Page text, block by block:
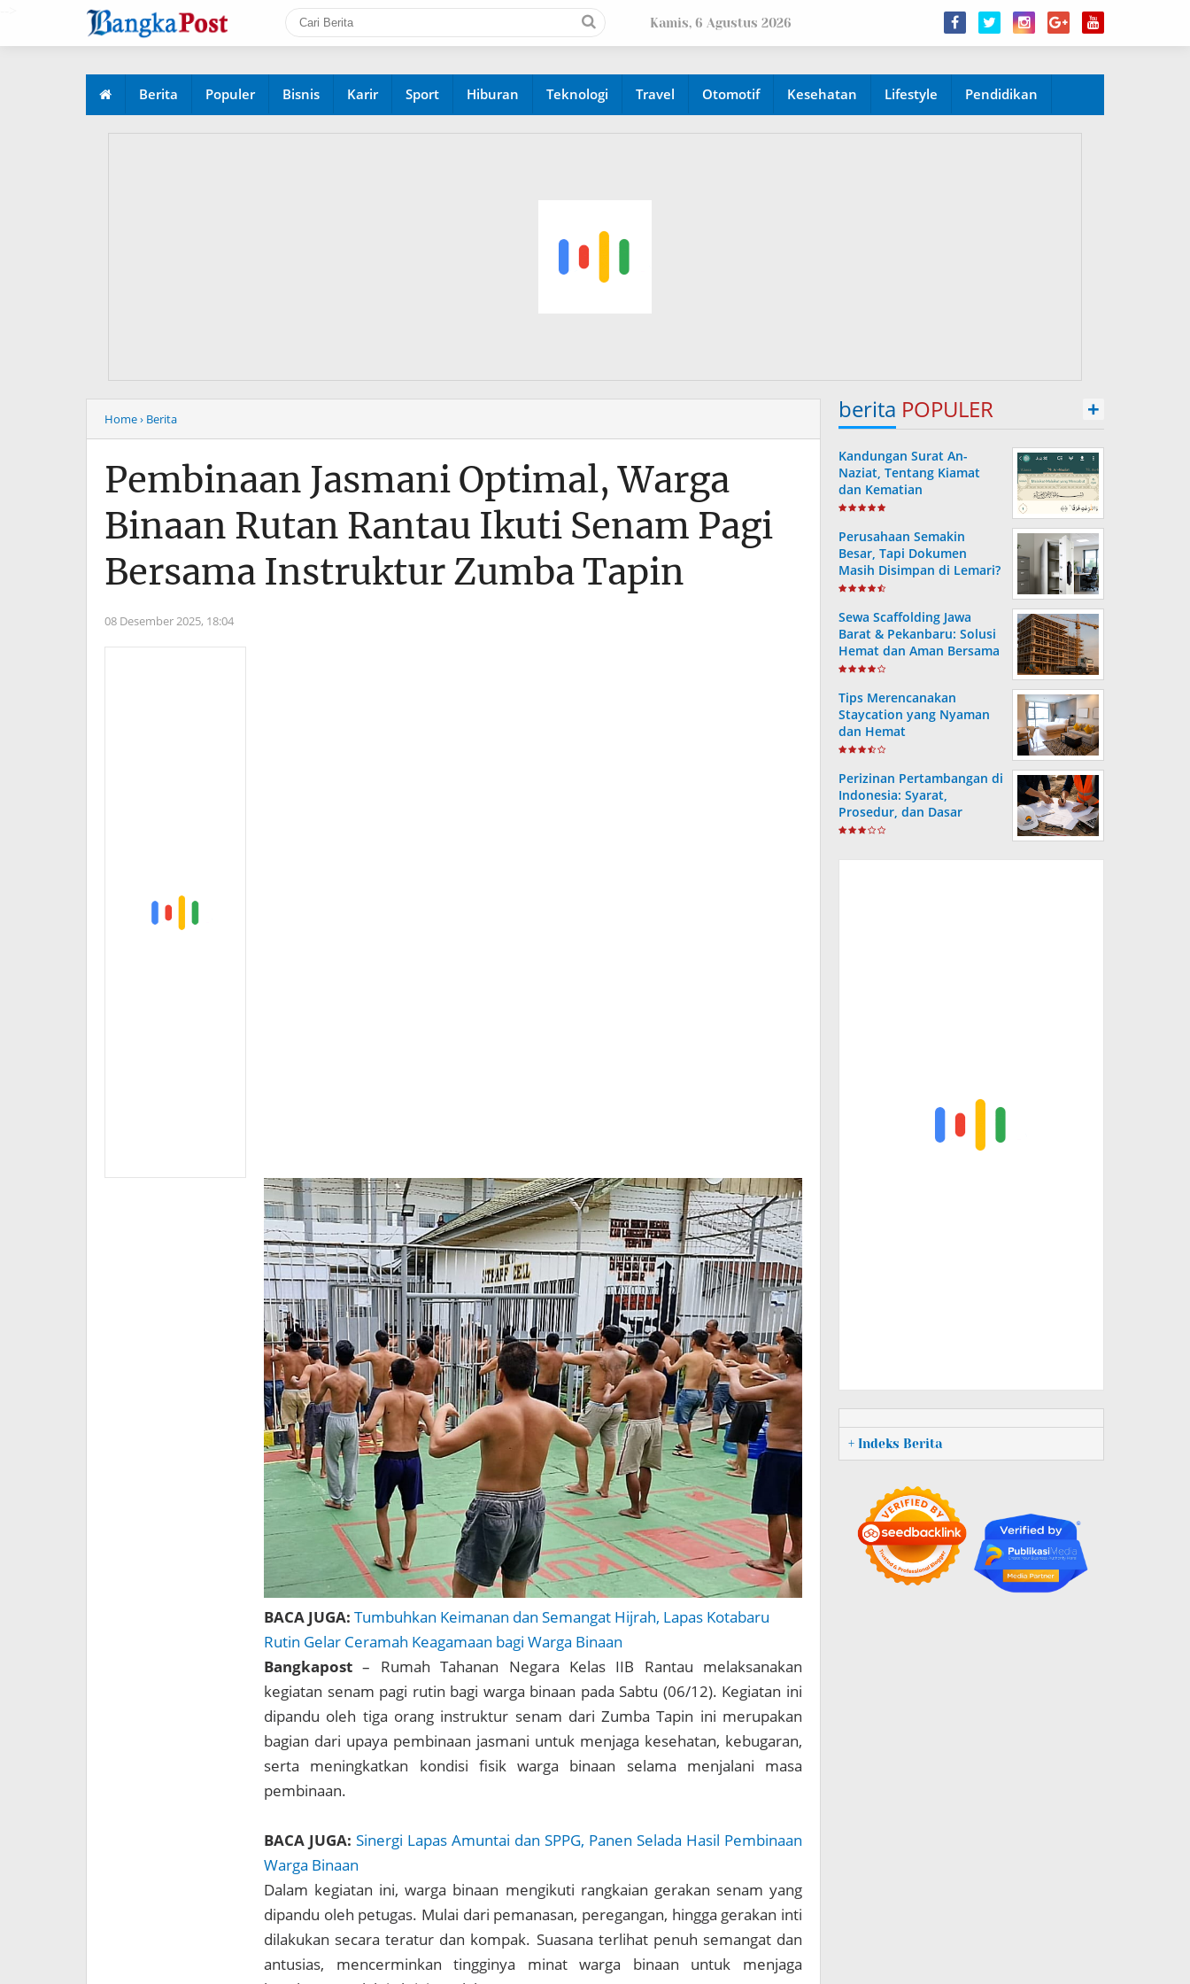
Kamis, 6 Agustus 2026
Berita Populer Bisnis Karir Sport Hiburan Teknologi Travel Otomotif Kesehatan Lifestyle Pendidikan
Home› Berita
Pembinaan Jasmani Optimal, Warga
Binaan Rutan Rantau Ikuti Senam Pagi
Bersama Instruktur Zumba Tapin
08 Desember 2025, 18:04
BACA JUGA: Tumbuhkan Keimanan dan Semangat Hijrah, Lapas Kotabaru
Rutin Gelar Ceramah Keagamaan bagi Warga Binaan
Bangkapost– Rumah Tahanan Negara Kelas IIB Rantau melaksanakan
kegiatan senam pagi rutin bagi warga binaan pada Sabtu (06/12). Kegiatan ini
dipandu oleh tiga orang instruktur senam dari Zumba Tapin ini merupakan
bagian dari upaya pembinaan jasmani untuk menjaga kesehatan, kebugaran,
serta meningkatkan kondisi fisik warga binaan selama menjalani masa
pembinaan.
BACA JUGA: Sinergi Lapas Amuntai dan SPPG, Panen Selada Hasil Pembinaan
Warga Binaan
Dalam kegiatan ini, warga binaan mengikuti rangkaian gerakan senam yang
dipandu oleh petugas. Mulai dari pemanasan, peregangan, hingga gerakan inti
dilakukan secara teratur dan kompak. Suasana terlihat penuh semangat dan
antusias, mencerminkan tingginya minat warga binaan untuk menjaga
berita POPULER +
Kandungan Surat An-
Naziat, Tentang Kiamat
dan Kematian
Perusahaan Semakin
Besar, Tapi Dokumen
Masih Disimpan di Lemari?
Ini Risiko yang Sering
Sewa Scaffolding Jawa
Barat & Pekanbaru: Solusi
Hemat dan Aman Bersama
PT. Consafe
Tips Merencanakan
Staycation yang Nyaman
dan Hemat
Perizinan Pertambangan di
Indonesia: Syarat,
Prosedur, dan Dasar
Hukum yang Wajib
+ Indeks Berita